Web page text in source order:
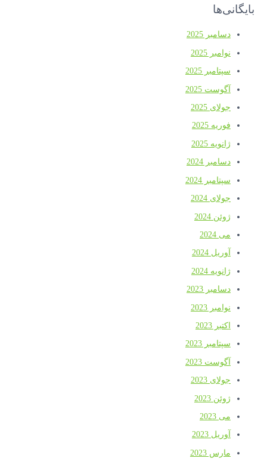
بایگانی‌ها
دسامبر 2025
نوامبر 2025
سپتامبر 2025
آگوست 2025
جولای 2025
فوریه 2025
ژانویه 2025
دسامبر 2024
سپتامبر 2024
جولای 2024
ژوئن 2024
می 2024
آوریل 2024
ژانویه 2024
دسامبر 2023
نوامبر 2023
اکتبر 2023
سپتامبر 2023
آگوست 2023
جولای 2023
ژوئن 2023
می 2023
آوریل 2023
مارس 2023